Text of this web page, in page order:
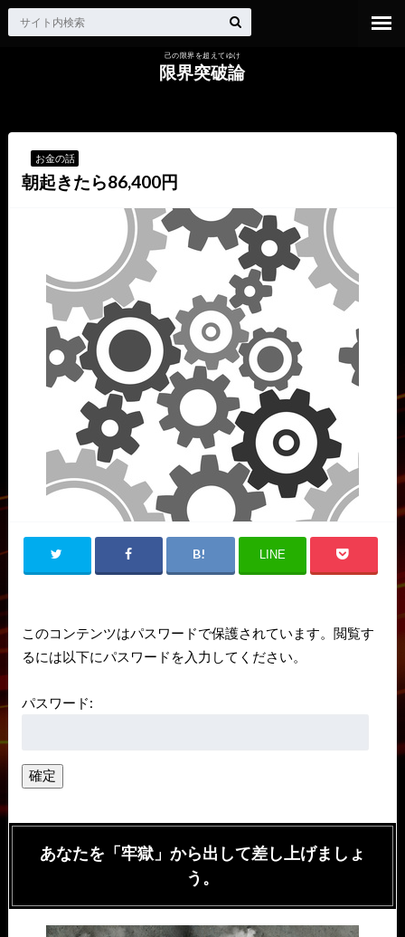
己の限界を超えてゆけ
限界突破論
お金の話
朝起きたら86,400円
LINE
このコンテンツはパスワードで保護されています。閲覧す
るには以下にパスワードを入力してください。
パスワード:
あなたを「牢獄」から出して差し上げましょ
う。